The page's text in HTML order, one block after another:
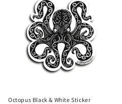
Octopus Black & White Sticker